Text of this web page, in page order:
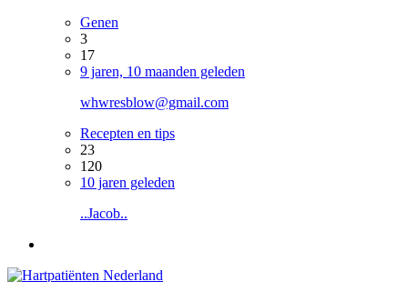
Genen
3
17
9 jaren, 10 maanden geleden
whwresblow@gmail.com
Recepten en tips
23
120
10 jaren geleden
..Jacob..